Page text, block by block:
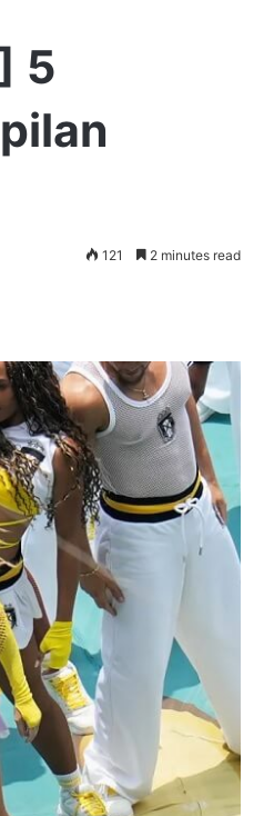
5
121 2 minutes read